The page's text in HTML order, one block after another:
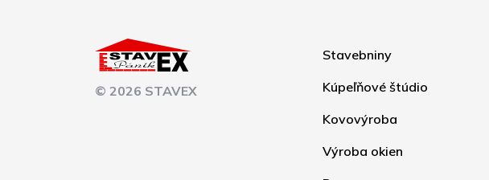
© 2026 STAVEX
Stavebniny
Kúpeľňové štúdio
Kovovýroba
Výroba okien